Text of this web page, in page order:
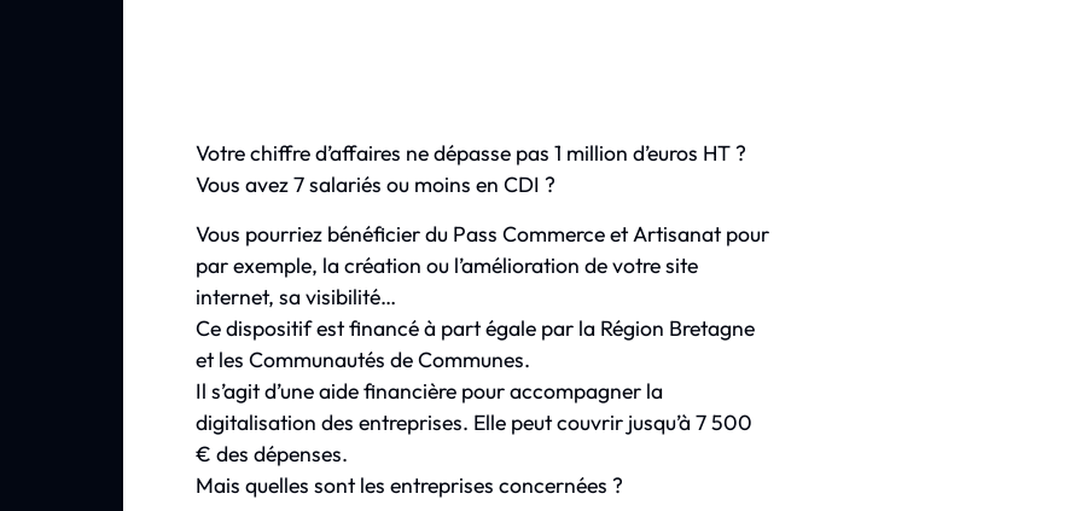
Votre chiffre d’affaires ne dépasse pas 1 million d’euros HT ?
Vous avez 7 salariés ou moins en CDI ?
Vous pourriez bénéficier du Pass Commerce et Artisanat pour
par exemple, la création ou l’amélioration de votre site
internet, sa visibilité…
Ce dispositif est financé à part égale par la Région Bretagne
et les Communautés de Communes.
Il s’agit d’une aide financière pour accompagner la
digitalisation des entreprises. Elle peut couvrir jusqu’à 7 500
€ des dépenses.
Mais quelles sont les entreprises concernées ?